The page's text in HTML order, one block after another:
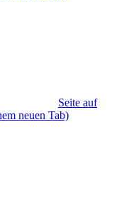
Seite auf
neuen Tab)